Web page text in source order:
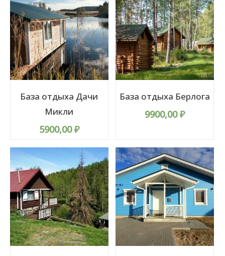
База отдыха Дачи
Микли
5900,00₽
База отдыха Берлога
9900,00₽